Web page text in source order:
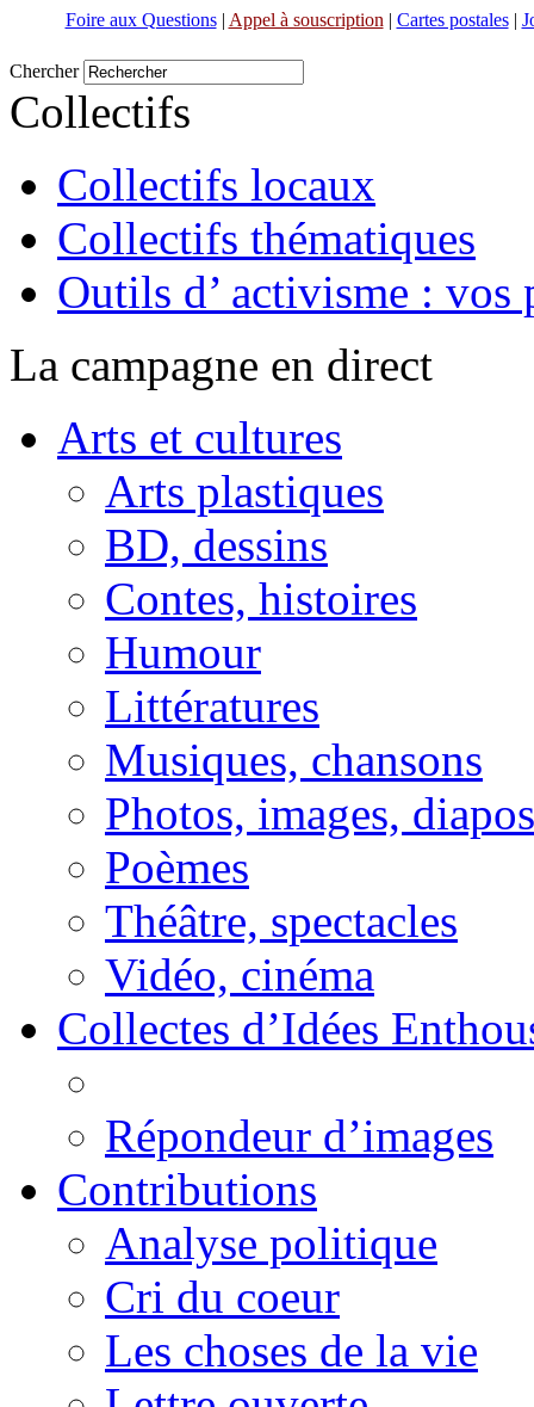
Foire aux Questions| Appel à souscription | Cartes postales|
Chercher
Collectifs
Collectifs locaux
Collectifs thématiques
Outils d’ activisme : vos
La campagne en direct
Arts et cultures
Arts plastiques
BD, dessins
Contes, histoires
Humour
Littératures
Musiques, chansons
Photos, images, diapos
Poèmes
Théâtre, spectacles
Vidéo, cinéma
Collectes d’Idées
Répondeur d’images
Contributions
Analyse politique
Cri du coeur
Les choses de la vie